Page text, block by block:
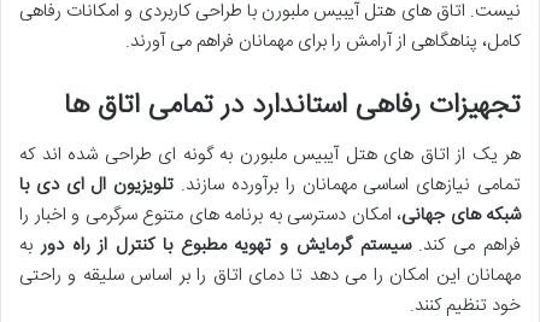
نیست. اتاق های هتل آیبیس ملبورن با طراحی کاربردی و امکانات رفاهی
کامل، پناهگاهی از آرامش را برای مهمانان فراهم می آورند.
تجهیزات رفاهی استاندارد در تمامی اتاق ها
هر یک از اتاق های هتل آیبیس ملبورن به گونه ای طراحی شده اند که
تمامی نیازهای اساسی مهمانان را برآورده سازند. تلویزیون ال ای دی با
شبکه های جهانی، امکان دسترسی به برنامه های متنوع سرگرمی و اخبار را
فراهم می کند.سیستم گرمایش و تهویه مطبوع با کنترل از راه دور به
مهمانان این امکان را می دهد تا دمای اتاق را بر اساس سلیقه و راحتی
خود تنظیم کنند.